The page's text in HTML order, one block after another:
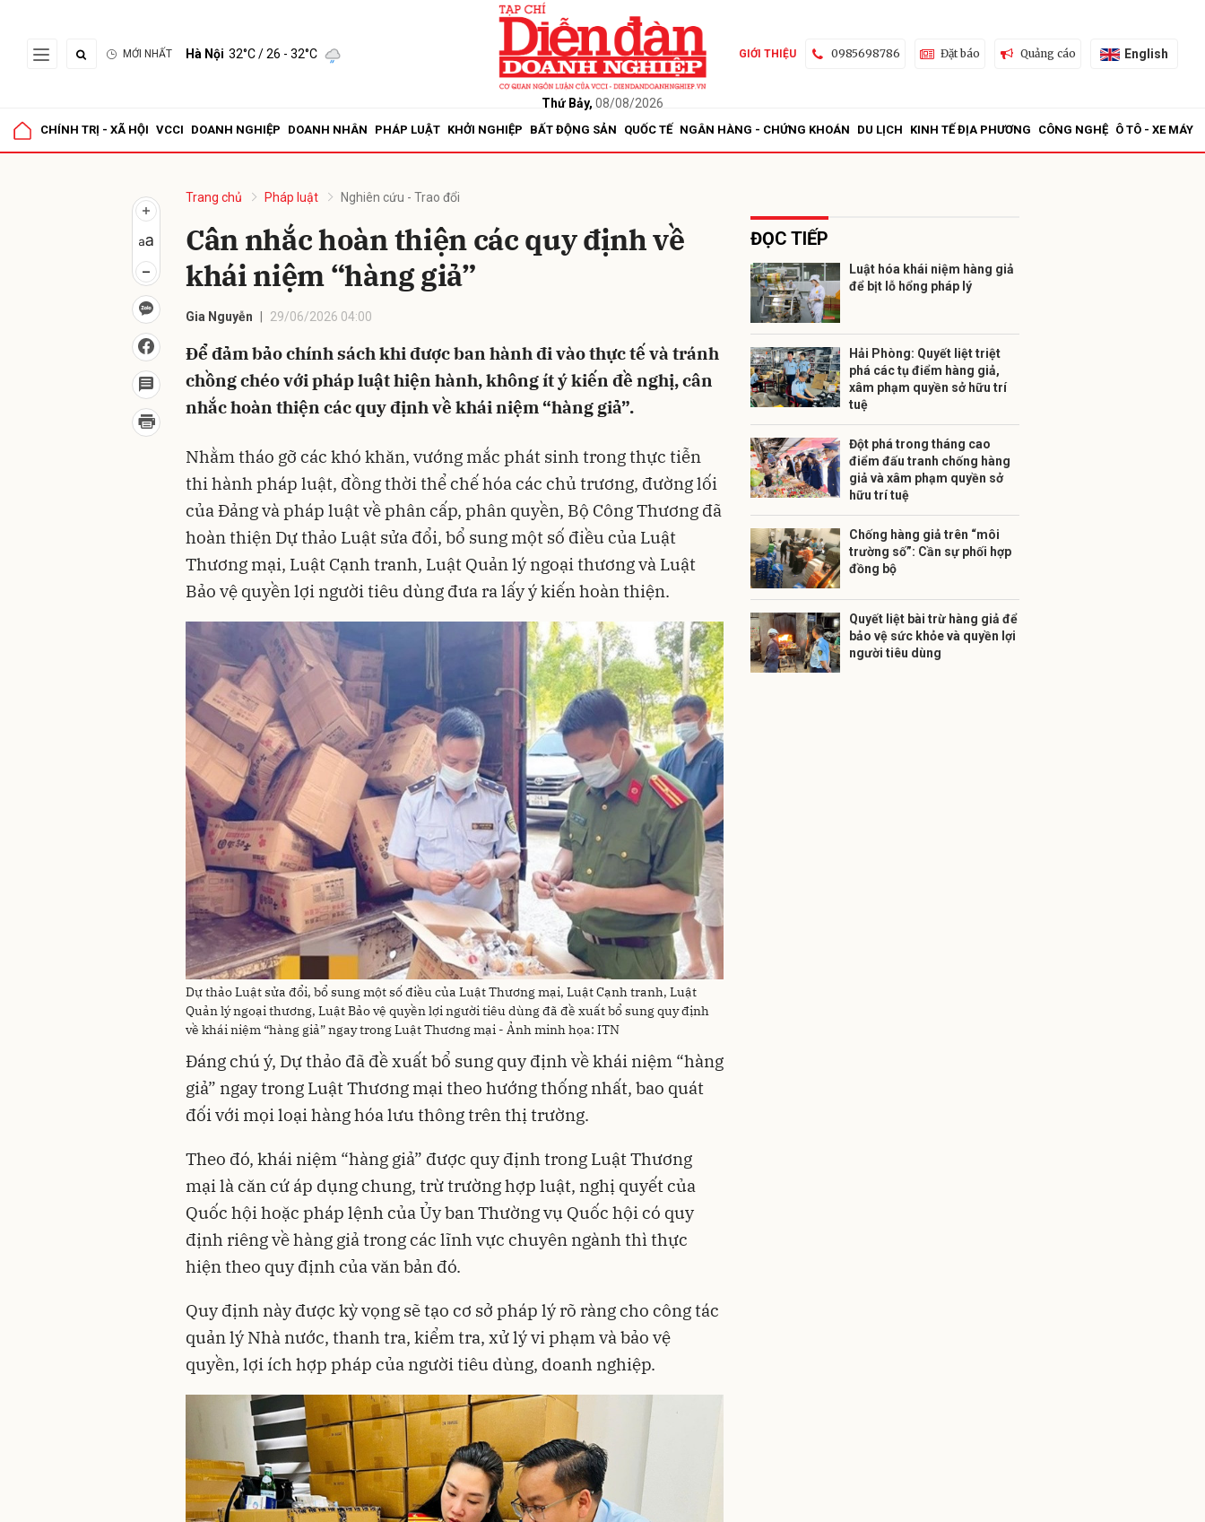
MỚI NHẤT Hà Nội 32°C/ 26 - 32°C
Thứ Bảy, 08/08/2026
GIỚI THIỆU 0985698786 Đặt báo Quảng cáo English
CHÍNH TRỊ - XÃ HỘI VCCI DOANH NGHIỆP DOANH NHÂN PHÁP LUẬT KHỞI NGHIỆP BẤT ĐỘNG SẢN QUỐC TẾ NGÂN HÀNG - CHỨNG KHOÁN DU LỊCH KINH TẾ ĐỊA PHƯƠNG CÔNG NGHỆ Ô TÔ - XE MÁY
Trang chủ Pháp luật Nghiên cứu - Trao đổi
Cân nhắc hoàn thiện các quy định về
khái niệm “hàng giả”
Gia Nguyễn 29/06/2026 04:00
Để đảm bảo chính sách khi được ban hành đi vào thực tế và tránh
chồng chéo với pháp luật hiện hành, không ít ý kiến đề nghị, cân
nhắc hoàn thiện các quy định về khái niệm “hàng giả”.
Nhằm tháo gỡ các khó khăn, vướng mắc phát sinh trong thực tiễn
thi hành pháp luật, đồng thời thể chế hóa các chủ trương, đường lối
của Đảng và pháp luật về phân cấp, phân quyền, Bộ Công Thương đã
hoàn thiện Dự thảo Luật sửa đổi, bổ sung một số điều của Luật
Thương mại, Luật Cạnh tranh, Luật Quản lý ngoại thương và Luật
Bảo vệ quyền lợi người tiêu dùng đưa ra lấy ý kiến hoàn thiện.
Dự thảo Luật sửa đổi, bổ sung một số điều của Luật Thương mại, Luật Cạnh tranh, Luật
Quản lý ngoại thương, Luật Bảo vệ quyền lợi người tiêu dùng đã đề xuất bổ sung quy định
về khái niệm “hàng giả” ngay trong Luật Thương mại - Ảnh minh họa: ITN
Đáng chú ý, Dự thảo đã đề xuất bổ sung quy định về khái niệm “hàng
giả” ngay trong Luật Thương mại theo hướng thống nhất, bao quát
đối với mọi loại hàng hóa lưu thông trên thị trường.
Theo đó, khái niệm “hàng giả” được quy định trong Luật Thương
mại là căn cứ áp dụng chung, trừ trường hợp luật, nghị quyết của
Quốc hội hoặc pháp lệnh của Ủy ban Thường vụ Quốc hội có quy
định riêng về hàng giả trong các lĩnh vực chuyên ngành thì thực
hiện theo quy định của văn bản đó.
Quy định này được kỳ vọng sẽ tạo cơ sở pháp lý rõ ràng cho công tác
quản lý Nhà nước, thanh tra, kiểm tra, xử lý vi phạm và bảo vệ
quyền, lợi ích hợp pháp của người tiêu dùng, doanh nghiệp.
ĐỌC TIẾP
Luật hóa khái niệm hàng giả
để bịt lỗ hổng pháp lý
Hải Phòng: Quyết liệt triệt
phá các tụ điểm hàng giả,
xâm phạm quyền sở hữu trí
tuệ
Đột phá trong tháng cao
điểm đấu tranh chống hàng
giả và xâm phạm quyền sở
hữu trí tuệ
Chống hàng giả trên “môi
trường số”: Cần sự phối hợp
đồng bộ
Quyết liệt bài trừ hàng giả để
bảo vệ sức khỏe và quyền lợi
người tiêu dùng
Gửi